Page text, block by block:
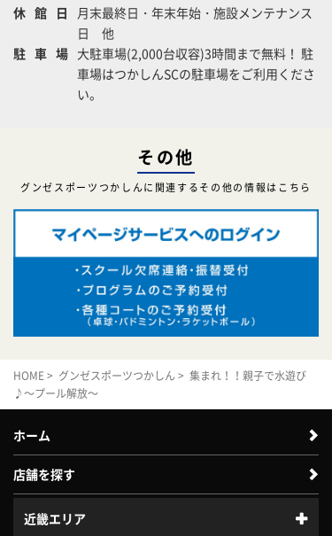
休館日
月末最終日・年末年始・施設メンテナンス
日 他
駐車場 大駐車場(2,000台収容)3時間まで無料！ 駐
車場はつかしんSCの駐車場をご利用くださ
い。
その他
グンゼスポーツつかしんに関連するその他の情報はこちら
HOME> グンゼスポーツつかしん > 集まれ！！親子で水遊び
♪～プール解放～
ホーム
店舗を探す
近畿エリア